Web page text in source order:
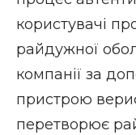
користувачі
райдужної
компанії за
пристрою
перетворює